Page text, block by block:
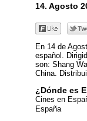
14. Agosto
En 14 de
español.
son: Shang
China.
¿Dónde es
Cines en
España